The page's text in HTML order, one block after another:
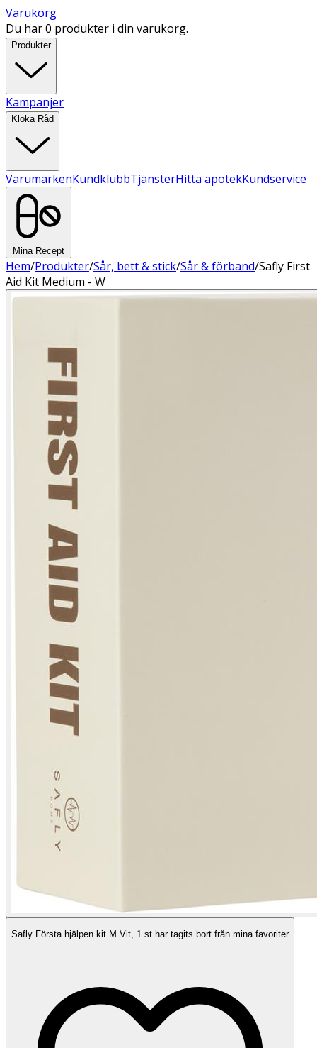
Varukorg
Du har 0 produkter i din varukorg.
Produkter
Kampanjer
Kloka Råd
VarumärkenKundklubbTjänsterHitta apotekKundservice
Mina Recept
Hem/Produkter/Sår, bett & stick/Sår & förband/Safly First
Aid Kit Medium - W
Safly Första hjälpen kit M Vit, 1 st har tagits bort från mina favoriter